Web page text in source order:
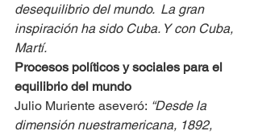
desequilibrio del mundo.  La gran
inspiración ha sido Cuba. Y con Cuba,
Martí.
Procesos políticos y sociales para el
equilibrio del mundo
Julio Muriente aseveró: “Desde la
dimensión nuestramericana, 1892,